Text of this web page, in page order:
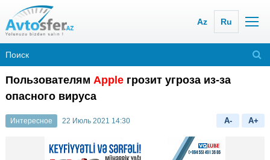
Az Ru
Пользователям Apple грозит угроза из-за
опасного вируса
Интересное 22 Июль 2021 14:30 A- A+